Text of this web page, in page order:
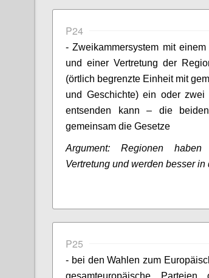
P24
- Zweikammersystem mit
und einer Vertretung der
(örtlich begrenzte Einheit mit
und Geschichte) ein oder zwei
entsenden kann – die
gemeinsam die Gesetze
Argument: Regionen
Vertretung und werden besser
P25
- bei den Wahlen zum
gesamteuropäische Parteien